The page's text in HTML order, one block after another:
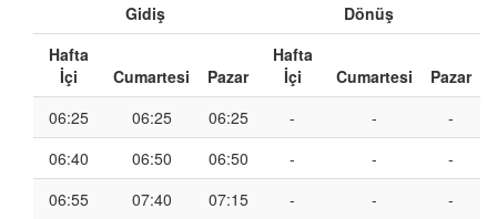
Gidiş
Dönüş
Hafta
İçi
Cumartesi Pazar
Hafta
İçi
Cumartesi
Pazar
06:25
06:25 06:25 - -
-
06:40
06:50 06:50 - -
-
06:55
07:40 07:15 - -
-